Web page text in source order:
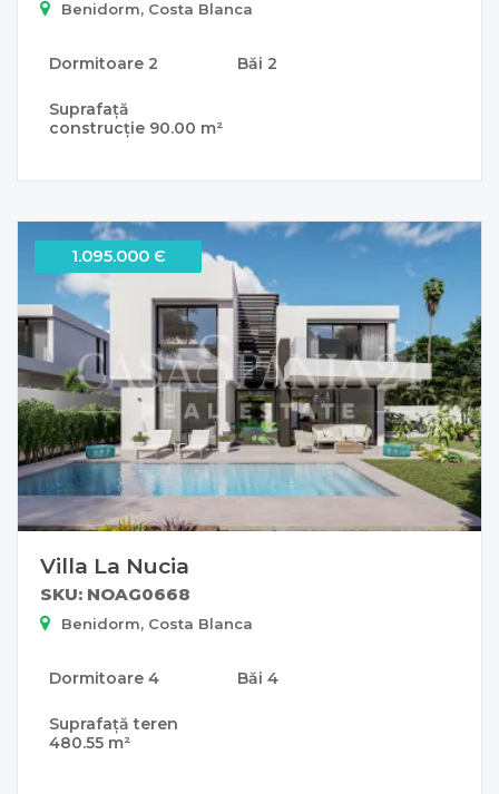
Benidorm, Costa Blanca
Dormitoare 2 Băi 2
Suprafață
construcție 90.00 m²
1.095.000 Є
Villa La Nucia
SKU: NOAG0668
Benidorm, Costa Blanca
Dormitoare 4 Băi4
Suprafață teren
480.55 m²